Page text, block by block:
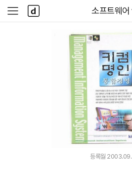
다나와
소프트웨어
사
이
다
나
와
등록월 2003.09.